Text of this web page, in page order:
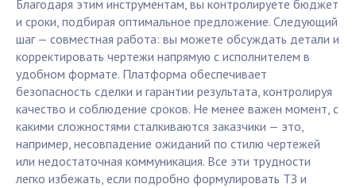
Благодаря этим инструментам, вы контролируете бюджет
и сроки, подбирая оптимальное предложение. Следующий
шаг — совместная работа: вы можете обсуждать детали и
корректировать чертежи напрямую с исполнителем в
удобном формате. Платформа обеспечивает
безопасность сделки и гарантии результата, контролируя
качество и соблюдение сроков. Не менее важен момент, с
какими сложностями сталкиваются заказчики — это,
например, несовпадение ожиданий по стилю чертежей
или недостаточная коммуникация. Все эти трудности
легко избежать, если подробно формулировать ТЗ и